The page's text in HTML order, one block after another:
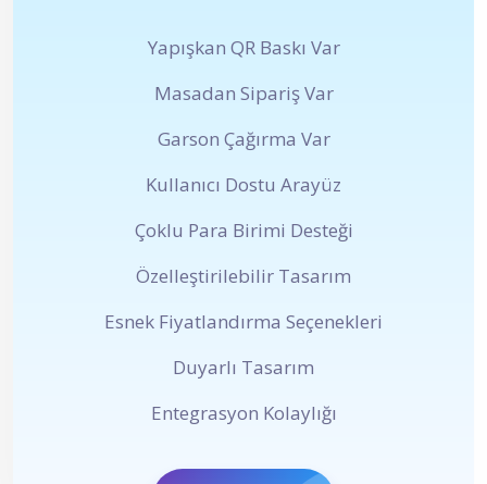
Yapışkan QR Baskı Var
Masadan Sipariş Var
Garson Çağırma Var
Kullanıcı Dostu Arayüz
Çoklu Para Birimi Desteği
Özelleştirilebilir Tasarım
Esnek Fiyatlandırma Seçenekleri
Duyarlı Tasarım
Entegrasyon Kolaylığı